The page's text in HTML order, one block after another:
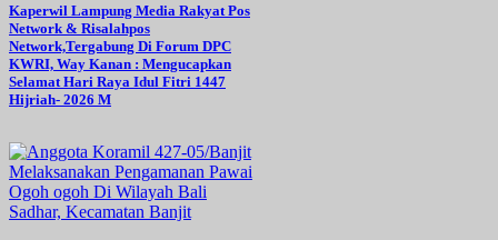
Kaperwil Lampung Media Rakyat Pos
Network & Risalahpos
Network,Tergabung Di Forum DPC
KWRI, Way Kanan : Mengucapkan
Selamat Hari Raya Idul Fitri 1447
Hijriah- 2026 M